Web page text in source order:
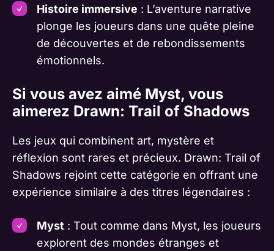
Histoire immersive : L’aventure narrative
plonge les joueurs dans une quête pleine
de découvertes et de rebondissements
émotionnels.
Si vous avez aimé Myst, vous
aimerez Drawn: Trail of Shadows
Les jeux qui combinent art, mystère et
réflexion sont rares et précieux. Drawn: Trail of
Shadows rejoint cette catégorie en offrant une
expérience similaire à des titres légendaires :
Myst : Tout comme dans Myst, les joueurs
explorent des mondes étranges et